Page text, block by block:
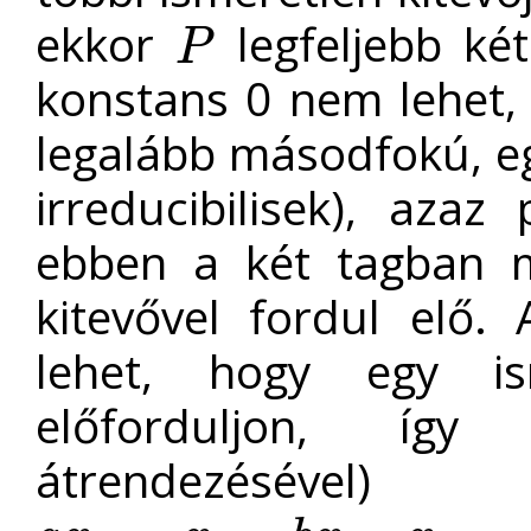
ekkor P
P
legfeljebb
konstans 0 nem
legalább másodfokú,
irreducibilisek),
ebben a két tagban
kitevővel fordul elő.
lehet, hogy egy
előforduljon, így